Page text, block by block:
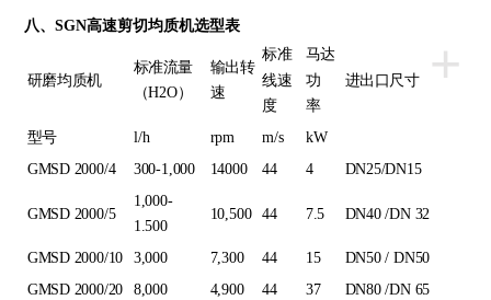
八、SGN高速剪切均质机选型表
+
研磨均质机
标准流量
（H2O）
输出转
速
标准
线速
度
马达
功
率
进出口尺寸
型号 l/h rpm m/s kW
GMSD 2000/4 300-1,000 14000 44 4 DN25/DN15
GMSD 2000/5
1,000-
1.500
10,500 44 7.5 DN40 /DN 32
GMSD 2000/10 3,000 7,300 44 15 DN50 / DN50
GMSD 2000/20 8,000 4,900 44 37 DN80 /DN 65